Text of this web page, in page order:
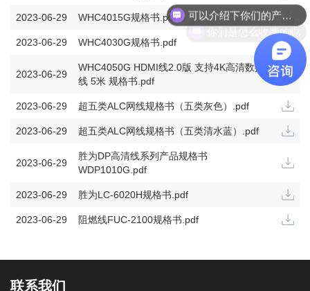
2023-06-29 WHC4015G规格书.pdf
2023-06-29 WHC4030G规格书.pdf
2023-06-29
WHC4050G HDMI线2.0版 支持4K高清数据
线 5米 规格书.pdf
2023-06-29 超五类ALC网线规格书（五类灰色）.pdf
2023-06-29 超五类ALC网线规格书（五类清水蓝）.pdf
2023-06-29
胜为DP高清线系列产品规格书
WDP1010G.pdf
2023-06-29 胜为LC-6020H规格书.pdf
2023-06-29 阻燃线FUC-2100规格书.pdf
联系我们
可以介绍下你们的产品么
你们是怎么收费的呢